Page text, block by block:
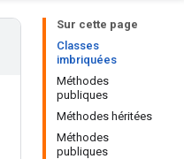
Sur cette page
Classes
imbriquées
Méthodes
publiques
Méthodes héritées
Méthodes
publiques